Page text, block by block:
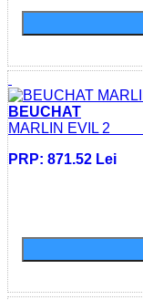
BEUCHAT
PRP: 871.52 Lei